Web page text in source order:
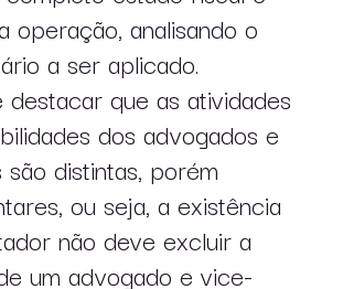
operação, analisando o
a ser aplicado.
que as atividades
dos advogados e
distintas, porém
ou seja, a existência
não deve excluir a
um advogado e vice-